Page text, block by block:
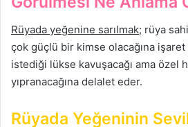
Rüyada yeğenine sarılmak; rüya
çok güçlü bir kimse olacağına
istediği lükse kavuşacağı ama özel
yıpranacağına delalet eder.
Rüyada Yeğeninin